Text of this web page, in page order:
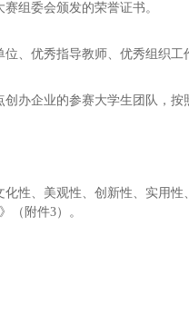
组委会颁发的荣誉证书。
位、优秀指导教师、优秀组织工
创办企业的参赛大学生团队，按
性、美观性、创新性、实用
（附件3）。